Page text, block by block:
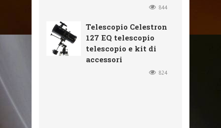
844
Telescopio Celestron
127 EQ telescopio
telescopio e kit di
accessori
824